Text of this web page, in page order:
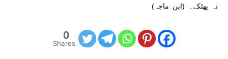
نہ پھٹکے۔ (ابن ماجہ)
0
Shares